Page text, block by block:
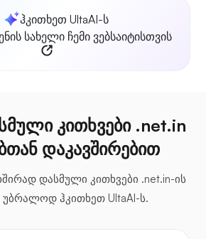
ჰკითხეთ UltaAI-ს
სახელი ჩემი ვებსაიტისთვის
კითხვები .net.in
დაკავშირებით
დასმული კითხვები .net.in-ის
უბრალოდ ჰკითხეთ UltaAI-ს.